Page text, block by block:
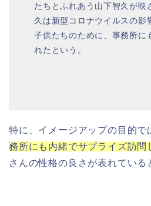
たちとふれあう山下智久が映
久は新型コロナウイルスの影
子供たちのために、事務所に
れたという。
特に、イメージアップの目的で
務所にも内緒でサプライズ訪問
さんの性格の良さが表れている